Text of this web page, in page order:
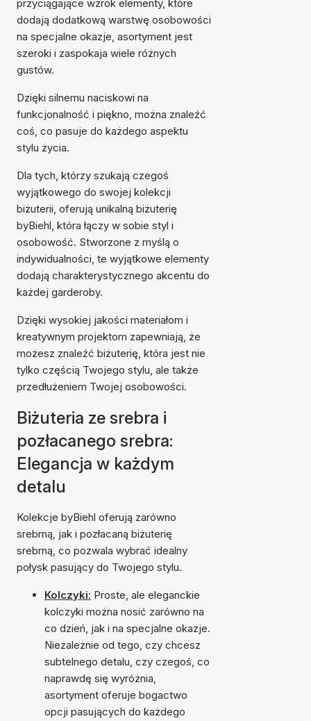
przyciągające wzrok elementy, które
dodają dodatkową warstwę osobowości
na specjalne okazje, asortyment jest
szeroki i zaspokaja wiele różnych
gustów.
Dzięki silnemu naciskowi na
funkcjonalność i piękno, można znaleźć
coś, co pasuje do każdego aspektu
stylu życia.
Dla tych, którzy szukają czegoś
wyjątkowego do swojej kolekcji
biżuterii, oferują unikalną biżuterię
byBiehl, która łączy w sobie styl i
osobowość. Stworzone z myślą o
indywidualności, te wyjątkowe elementy
dodają charakterystycznego akcentu do
każdej garderoby.
Dzięki wysokiej jakości materiałom i
kreatywnym projektom zapewniają, że
możesz znaleźć biżuterię, która jest nie
tylko częścią Twojego stylu, ale także
przedłużeniem Twojej osobowości.
Biżuteria ze srebra i
pozłacanego srebra:
Elegancja w każdym
detalu
Kolekcje byBiehl oferują zarówno
srebrną, jak i pozłacaną biżuterię
srebrną, co pozwala wybrać idealny
połysk pasujący do Twojego stylu.
Kolczyki: Proste, ale eleganckie
kolczyki można nosić zarówno na
co dzień, jak i na specjalne okazje.
Niezależnie od tego, czy chcesz
subtelnego detalu, czy czegoś, co
naprawdę się wyróżnia,
asortyment oferuje bogactwo
opcji pasujących do każdego